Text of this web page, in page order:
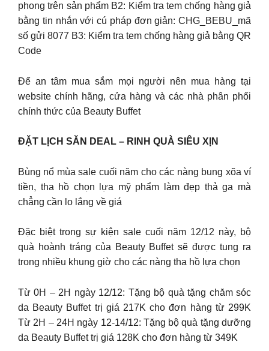
phong trên sản phẩm B2: Kiểm tra tem chống hàng giả
bằng tin nhắn với cú pháp đơn giản: CHG_BEBU_mã
số gửi 8077 B3: Kiểm tra tem chống hàng giả bằng QR
Code
Để an tâm mua sắm mọi người nên mua hàng tại
website chính hãng, cửa hàng và các nhà phân phối
chính thức của Beauty Buffet
ĐẶT LỊCH SĂN DEAL – RINH QUÀ SIÊU XỊN
Bùng nổ mùa sale cuối năm cho các nàng bung xõa ví
tiền, tha hồ chọn lựa mỹ phẩm làm đẹp thả ga mà
chẳng cần lo lắng về giá
Đặc biệt trong sự kiện sale cuối năm 12/12 này, bộ
quà hoành tráng của Beauty Buffet sẽ được tung ra
trong nhiều khung giờ cho các nàng tha hồ lựa chọn
Từ 0H – 2H ngày 12/12: Tặng bộ quà tặng chăm sóc
da Beauty Buffet trị giá 217K cho đơn hàng từ 299K
Từ 2H – 24H ngày 12-14/12: Tặng bộ quà tặng dưỡng
da Beauty Buffet trị giá 128K cho đơn hàng từ 349K